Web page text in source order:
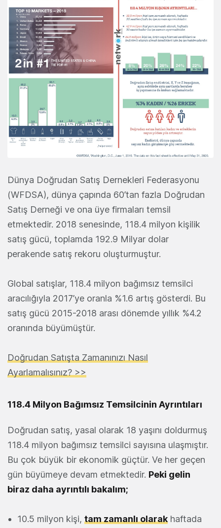
Dünya Doğrudan Satış Dernekleri Federasyonu
(WFDSA), dünya çapında 60’tan fazla Doğrudan
Satış Derneği ve ona üye firmaları temsil
etmektedir. 2018 senesinde, 118.4 milyon kişilik
satış gücü, toplamda 192.9 Milyar dolar
perakende satış rekoru oluşturmuştur.
Global satışlar, 118.4 milyon bağımsız temsilci
aracılığıyla 2017’ye oranla %1.6 artış gösterdi. Bu
satış gücü 2015-2018 arası dönemde yıllık %4.2
oranında büyümüştür.
Doğrudan Satışta Zamanınızı Nasıl
Ayarlamalısınız? >>
118.4 Milyon Bağımsız Temsilcinin Ayrıntıları
Doğrudan satış, yasal olarak 18 yaşını doldurmuş
118.4 milyon bağımsız temsilci sayısına ulaşmıştır.
Bu çok büyük bir ekonomik güçtür. Ve her geçen
gün büyümeye devam etmektedir. Peki gelin
biraz daha ayrıntılı bakalım;
10.5 milyon kişi, tam zamanlı olarak haftada